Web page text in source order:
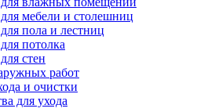
мебели и столешниц
пола и лестниц
потолка
стен
работ
и очистки
для ухода